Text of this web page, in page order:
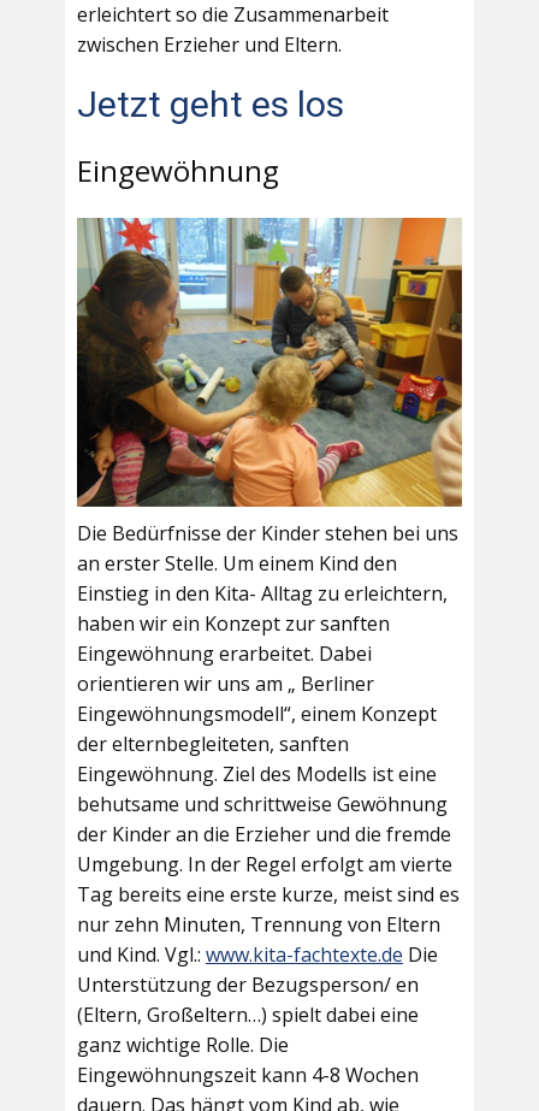
erleichtert so die Zusammenarbeit
zwischen Erzieher und Eltern.
Jetzt geht es los
Eingewöhnung
Die Bedürfnisse der Kinder stehen bei uns
an erster Stelle. Um einem Kind den
Einstieg in den Kita- Alltag zu erleichtern,
haben wir ein Konzept zur sanften
Eingewöhnung erarbeitet. Dabei
orientieren wir uns am „ Berliner
Eingewöhnungsmodell“, einem Konzept
der elternbegleiteten, sanften
Eingewöhnung. Ziel des Modells ist eine
behutsame und schrittweise Gewöhnung
der Kinder an die Erzieher und die fremde
Umgebung. In der Regel erfolgt am vierte
Tag bereits eine erste kurze, meist sind es
nur zehn Minuten, Trennung von Eltern
und Kind. Vgl.: www.kita-fachtexte.de Die
Unterstützung der Bezugsperson/ en
(Eltern, Großeltern…) spielt dabei eine
ganz wichtige Rolle. Die
Eingewöhnungszeit kann 4-8 Wochen
dauern. Das hängt vom Kind ab, wie